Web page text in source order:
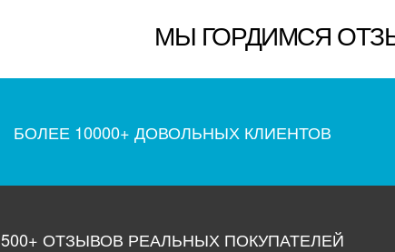
МЫ ГОРДИМСЯ
БОЛЕЕ 10000+ ДОВОЛЬНЫХ КЛИЕНТОВ
500+ ОТЗЫВОВ РЕАЛЬНЫХ ПОКУПАТЕЛЕЙ